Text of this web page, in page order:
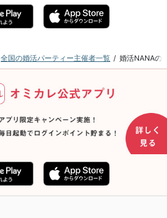
全国の婚活パーティー主催者一覧 婚活NANAの